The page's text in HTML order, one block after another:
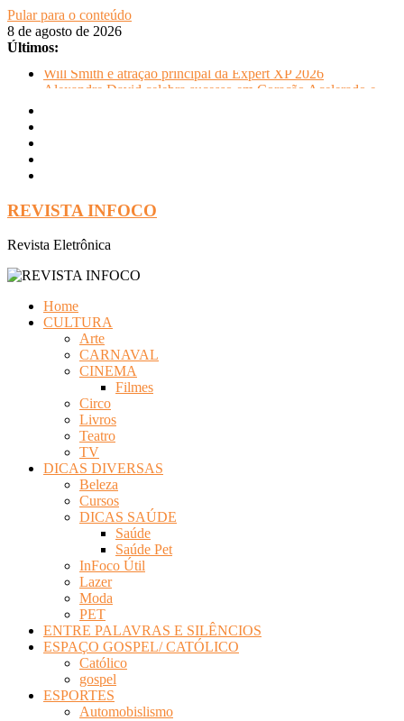
Pular para o conteúdo
8 de agosto de 2026
Últimos:
Will Smith é atração principal da Expert XP 2026
Alexandre David celebra sucesso em Coração Acelerado e
descontração
Oficinas gratuitas no Museu Nacional apresentam o processo
criativo do artista Vik Muniz
REVISTA INFOCO
Revista Eletrônica
Home
CULTURA
Arte
CARNAVAL
CINEMA
Filmes
Circo
Livros
Teatro
TV
DICAS DIVERSAS
Beleza
Cursos
DICAS SAÚDE
Saúde
Saúde Pet
InFoco Útil
Lazer
Moda
PET
ENTRE PALAVRAS E SILÊNCIOS
ESPAÇO GOSPEL/ CATÓLICO
Católico
gospel
ESPORTES
Automobislismo